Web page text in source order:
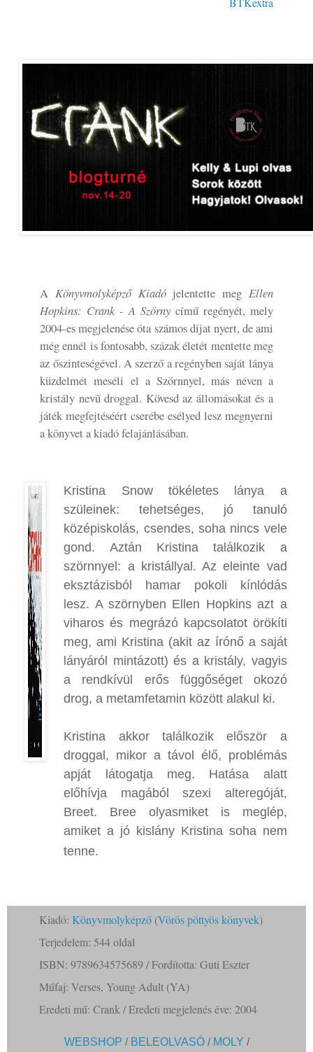
A Könyvmolyképző Kiadójelentette meg Ellen
Hopkins: Crank - A Szörny című regényét, mely
2004-es megjelenése óta számos díjat nyert, de ami
még ennél is fontosabb, százak életét mentette meg
az őszinteségével. A szerző a regényben saját lánya
küzdelmét meséli el a Szörnnyel, más néven a
kristály nevű droggal. Kövesd az állomásokat és a
játék megfejtéséért cserébe esélyed lesz megnyerni
a könyvet a kiadó felajánlásában.
Kristina Snow tökéletes lánya a
szüleinek: tehetséges, jó tanuló
középiskolás, csendes, soha nincs vele
gond. Aztán Kristina találkozik a
szörnnyel: a kristállyal. Az eleinte vad
eksztázisból hamar pokoli kínlódás
lesz. A szörnyben Ellen Hopkins azt a
viharos és megrázó kapcsolatot örökíti
meg, ami Kristina (akit az írónő a saját
lányáról mintázott) és a kristály, vagyis
a rendkívül erős függőséget okozó
drog, a metamfetamin között alakul ki.
Kristina akkor találkozik először a
droggal, mikor a távol élő, problémás
apját látogatja meg. Hatása alatt
előhívja magából szexi alteregóját,
Breet. Bree olyasmiket is meglép,
amiket a jó kislány Kristina soha nem
tenne.
Kiadó:Könyvmolyképző (Vörös pöttyös könyvek)
Terjedelem: 544 oldal
ISBN: 9789634575689 / Fordította: Guti Eszter
Műfaj: Verses, Young Adult (YA)
Eredeti mű: Crank / Eredeti megjelenés éve: 2004
WEBSHOP / BELEOLVASÓ/ MOLY /